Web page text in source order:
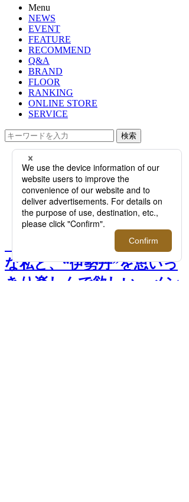
Menu
NEWS
EVENT
FEATURE
RECOMMEND
Q&A
BRAND
FLOOR
RANKING
ONLINE STORE
SERVICE
検索
TOP
PHOTO
【連載】仕事も遊びも全力な私
と、“伊勢丹”を思いっきり楽しんで
欲しい。メンズアテンダント 宮崎宇
史｜イセタンメンズスタッフプロフ
【連載】仕事も遊びも全力
な私と、“伊勢丹”を思いっ
きり楽しんで欲しい。メン